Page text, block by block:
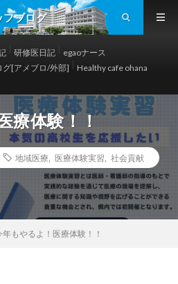
ブログ
研修医日記
egaoナース
グ[アメブロ/外部]
Healthy cafe ohana
療体験！！
地域医療 医療体験実習 社会貢献
年もやるよ！医療体験！！